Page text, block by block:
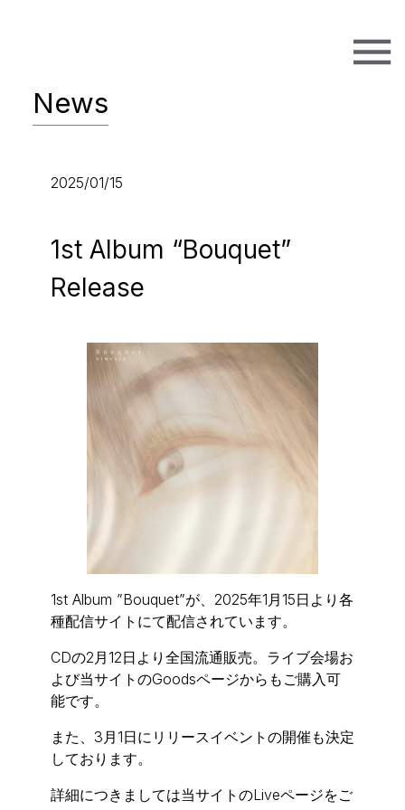
News
2025/01/15
1st Album “Bouquet”
Release
1st Album ”Bouquet”が、2025年1月15日より各
種配信サイトにて配信されています。
CDの2月12日より全国流通販売。ライブ会場お
よび当サイトのGoodsページからもご購入可
能です。
また、3月1日にリリースイベントの開催も決定
しております。
詳細につきましては当サイトのLiveページをご